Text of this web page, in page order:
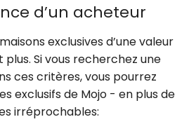
d’un acheteur
exclusives d’une valeur
plus. Si vous recherchez une
ces critères, vous pourrez
exclusifs de Mojo - en plus de
irréprochables: